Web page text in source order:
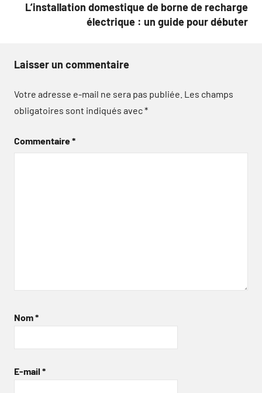
L’installation domestique de borne de recharge
électrique : un guide pour débuter
Laisser un commentaire
Votre adresse e-mail ne sera pas publiée. Les champs
obligatoires sont indiqués avec*
Commentaire*
Nom*
E-mail *